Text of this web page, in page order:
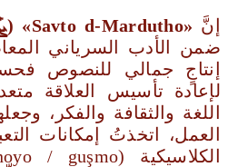
إنَّ «
Savto d‑Mardutho
»
(
ضمن الأدب السرياني
إنتاجٍ جمالي للنصوص
لإعادة تأسيس العلاقة
اللغة والثقافة والفكر،
العمل، اتخذتُ إمكانات